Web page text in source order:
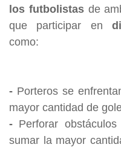
los futbolistasde
que participar en
como:
- Porteros se
mayor cantidad de
- Perforar
sumar la mayor